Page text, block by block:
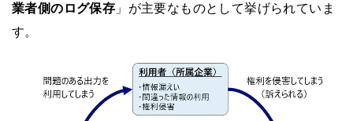
業者側のログ保存 」が主要なものとして挙げられていま
す。